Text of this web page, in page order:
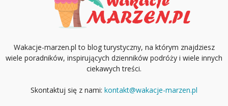
Wakacje-marzen.pl to blog turystyczny, na którym znajdziesz
wiele poradników, inspirujących dzienników podróży i wiele innych
ciekawych treści.
Skontaktuj się z nami: kontakt@wakacje-marzen.pl